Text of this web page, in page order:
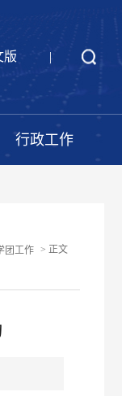
版 |
行政工作
团工作 > 正文